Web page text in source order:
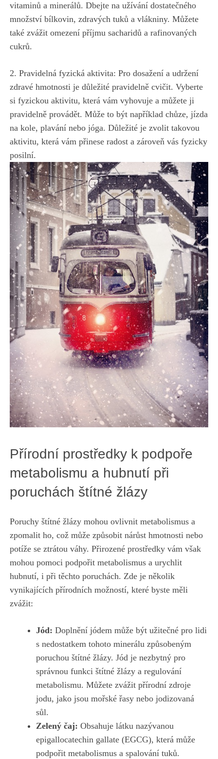
vitaminů ⁤a minerálů. Dbejte na ⁢užívání dostatečného
množství⁤ bílkovin, zdravých tuků a vlákniny. Můžete
také zvážit omezení ⁣příjmu sacharidů a rafinovaných
cukrů.
2. Pravidelná fyzická aktivita:​ Pro⁢ dosažení a udržení
zdravé hmotnosti je důležité pravidelně cvičit. Vyberte
si ​fyzickou aktivitu,⁢ která vám vyhovuje a můžete ji⁤
pravidelně provádět. Může to​ být například chůze, jízda
na kole, plavání nebo jóga. Důležité je zvolit‍ takovou
aktivitu, která⁢ vám přinese radost a zároveň vás ⁢fyzicky
posilní.
Přírodní prostředky k podpoře
metabolismu a hubnutí při
poruchách štítné žlázy
Poruchy štítné žlázy mohou ovlivnit metabolismus a
zpomalit ho, ‌což může způsobit nárůst hmotnosti nebo
potíže se ztrátou⁢ váhy. Přirozené prostředky vám⁣ však
‌mohou ⁢pomoci podpořit metabolismus a urychlit‌
hubnutí, i při těchto poruchách. Zde je několik
vynikajících přírodních možností, které byste měli
zvážit:
Jód: Doplnění jódem‍ může ​být užitečné pro​ lidi
s nedostatkem tohoto minerálu⁢ způsobeným
poruchou štítné žlázy. Jód je nezbytný pro
správnou funkci⁣ štítné‍ žlázy a ⁤regulování
metabolismu. Můžete zvážit přírodní‍ zdroje‍
jodu, jako jsou mořské řasy nebo jodizovaná
sůl.
Zelený ⁣čaj: Obsahuje⁣ látku nazývanou
epigallocatechin ​gallate (EGCG), ⁢která může
podpořit⁢ metabolismus a spalování tuků.